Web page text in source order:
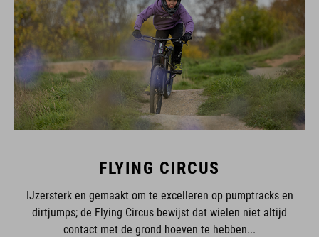
FLYING CIRCUS
IJzersterk en gemaakt om te excelleren op pumptracks en
dirtjumps; de Flying Circus bewijst dat wielen niet altijd
contact met de grond hoeven te hebben...